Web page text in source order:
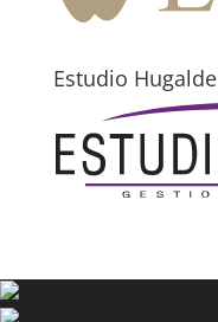
Estudio Hugalde